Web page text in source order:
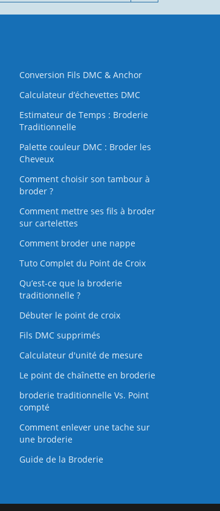
Conversion Fils DMC & Anchor
Calculateur d’échevettes DMC
Estimateur de Temps : Broderie
Traditionnelle
Palette couleur DMC : Broder les
Cheveux
Comment choisir son tambour à
broder ?
Comment mettre ses fils à broder
sur cartelettes
Comment broder une nappe
Tuto Complet du Point de Croix
Qu’est-ce que la broderie
traditionnelle ?
Débuter le point de croix
Fils DMC supprimés
Calculateur d'unité de mesure
Le point de chaînette en broderie
broderie traditionnelle Vs. Point
compté
Comment enlever une tache sur
une broderie
Guide de la Broderie